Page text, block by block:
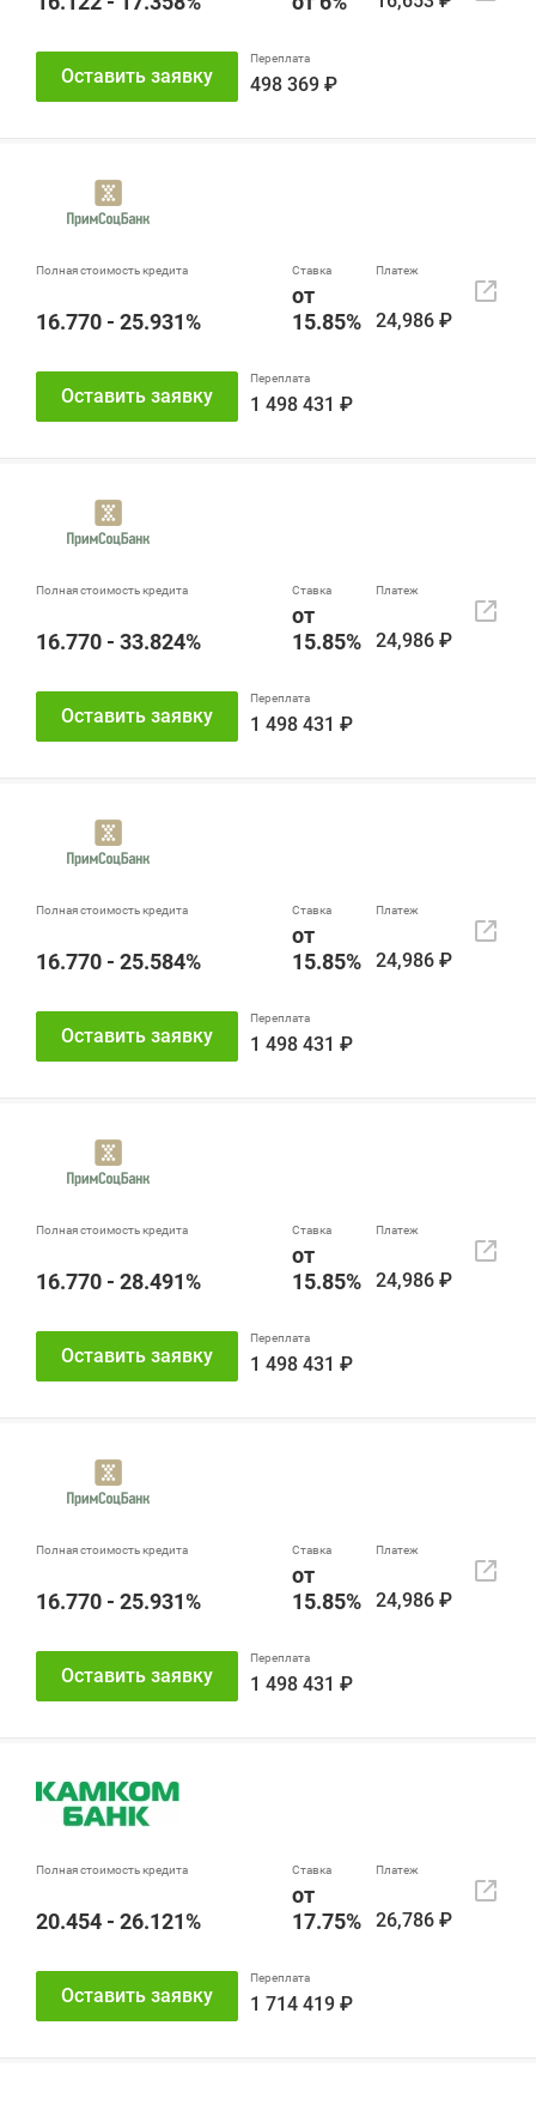
498 369 ₽
Оставить заявку
16.770 - 25.931%
от
15.85%
24,986 ₽
1 498 431 ₽
Оставить заявку
16.770 - 33.824%
от
15.85%
24,986 ₽
1 498 431 ₽
Оставить заявку
16.770 - 25.584%
от
15.85%
24,986 ₽
1 498 431 ₽
Оставить заявку
16.770 - 28.491%
от
15.85%
24,986 ₽
1 498 431 ₽
Оставить заявку
16.770 - 25.931%
от
15.85%
24,986 ₽
1 498 431 ₽
Оставить заявку
20.454 - 26.121%
от
17.75%
26,786 ₽
1 714 419 ₽
Оставить заявку